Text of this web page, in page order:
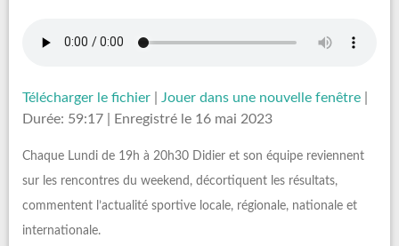
Télécharger le fichier Jouer dans une nouvelle fenêtre
Durée: 59:17
Enregistré le 16 mai 2023
Chaque Lundi de 19h à 20h30 Didier et son équipe reviennent
sur les rencontres du weekend, décortiquent les résultats,
commentent l’actualité sportive locale, régionale, nationale et
internationale.